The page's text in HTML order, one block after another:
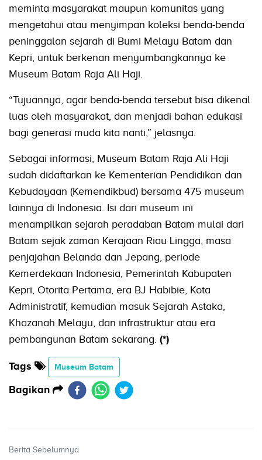
meminta masyarakat maupun komunitas yang
mengetahui atau menyimpan koleksi benda-benda
peninggalan sejarah di Bumi Melayu Batam dan
Kepri, untuk berkenan menyumbangkannya ke
Museum Batam Raja Ali Haji.
“Tujuannya, agar benda-benda tersebut bisa dikenal
luas oleh masyarakat, dan menjadi bahan edukasi
bagi generasi muda kita nanti,” jelasnya.
Sebagai informasi, Museum Batam Raja Ali Haji
sudah didaftarkan ke Kementerian Pendidikan dan
Kebudayaan (Kemendikbud) bersama 475 museum
lainnya di Indonesia. Isi dari museum ini
menampilkan sejarah peradaban Batam mulai dari
Batam sejak zaman Kerajaan Riau Lingga, masa
penjajahan Belanda dan Jepang, periode
Kemerdekaan Indonesia, Pemerintah Kabupaten
Kepri, Otorita Pertama, era BJ Habibie, Kota
Administratif, kemudian masuk Sejarah Astaka,
Khazanah Melayu, dan infrastruktur atau era
pembangunan Batam sekarang. (*)
Tags Museum Batam
Bagikan
Berita Sebelumnya